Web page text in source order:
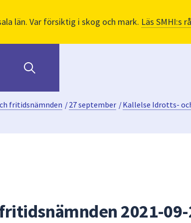
län. Var försiktig i skog och mark. Läs SMHI:s
fritidsnämnden /27 september /Kallelse Idrotts-
2021-